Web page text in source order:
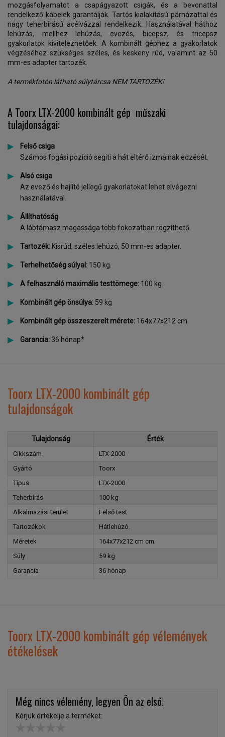
mozgásfolyamatot a csapágyazott csigák, és a bevonattal
rendelkező kábelek garantálják. Tartós kialakítású párnázattal és
nagy teherbírású acélvázzal rendelkezik. Használatával háthoz
lehúzás, mellhez lehúzás, evezés, bicepsz, és tricepsz
gyakorlatok kivitelezhetőek. A kombinált géphez a gyakorlatok
végzéséhez szükséges széles, és keskeny rúd, valamint az 50
mm-es adapter tartozék.
A termékfotón látható súlytárcsa NEM TARTOZÉK!
A Toorx LTX-2000 kombinált gép műszaki
tulajdonságai:
Felső csiga
Számos fogási pozíció segíti a hát eltérő izmainak edzését.
Alsó csiga
Az evező és hajlító jellegű gyakorlatokat lehet elvégezni
használatával.
Állíthatóság
A lábtámasz magassága több fokozatban rögzíthető.
Tartozék: Kisrúd, széles lehúzó, 50 mm-es adapter.
Terhelhetőség súlyal: 150 kg.
A felhasználó maximális testtömege: 100 kg
Kombinált gép önsúlya: 59 kg
Kombinált gép összeszerelt mérete: 164x77x212 cm
Garancia: 36 hónap*
Toorx LTX-2000 kombinált gép
tulajdonságok
Tulajdonság Érték
Cikkszám
LTX-2000
Gyártó
Toorx
Típus
LTX-2000
Teherbírás
100 kg
Alkalmazási terület
Felső test
Tartozékok
Hátlehúzó.
Méretek
164x77x212 cm cm
Súly
59 kg
Garancia
36 hónap
Toorx LTX-2000 kombinált gép vélemények
étékelések
Még nincs vélemény, legyen Ön az első!
Kérjük értékelje a terméket: